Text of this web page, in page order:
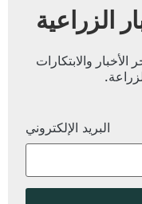
الزراعية
والابتكارات
البريد الإلكتروني